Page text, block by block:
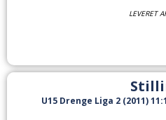
LEVERET
U15 Drenge Liga 2 (2011)